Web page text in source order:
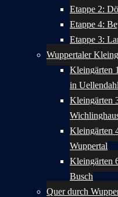
Etappe 2:
Etappe 4:
Etappe 3:
Wuppertaler
Kleingärten
in
Kleingärten
Kleingärten
Wuppertal
Kleingärten
Busch
Quer durch